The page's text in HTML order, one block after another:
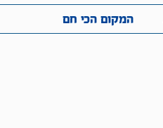
המקום הכי חם
המקום הכי חם